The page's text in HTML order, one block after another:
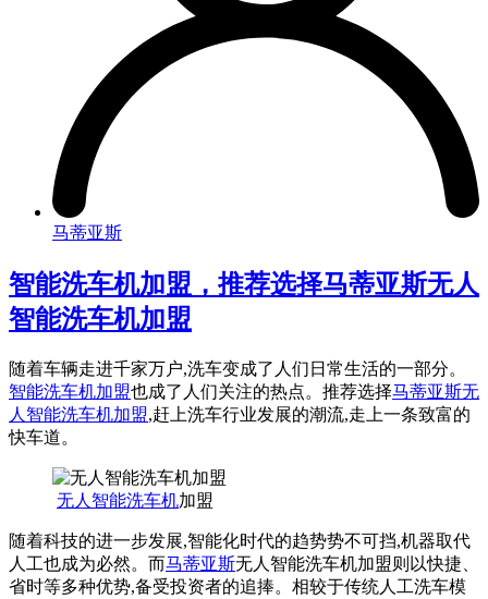
马蒂亚斯
智能洗车机加盟，推荐选择马蒂亚斯无人
智能洗车机加盟
随着车辆走进千家万户,洗车变成了人们日常生活的一部分。
智能洗车机加盟也成了人们关注的热点。推荐选择马蒂亚斯无
人智能洗车机加盟,赶上洗车行业发展的潮流,走上一条致富的
快车道。
无人智能洗车机加盟
随着科技的进一步发展,智能化时代的趋势势不可挡,机器取代
人工也成为必然。而马蒂亚斯无人智能洗车机加盟则以快捷、
省时等多种优势,备受投资者的追捧。相较于传统人工洗车模